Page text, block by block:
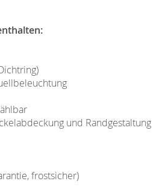
und Randgestaltung
frostsicher)